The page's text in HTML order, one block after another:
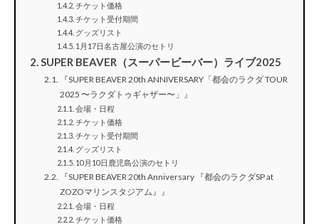
チケット価格
チケット受付期間
グッズリスト
1月17日名古屋公演のセトリ
SUPER BEAVER（スーパービーバー）ライブ2025
『SUPER BEAVER 20th ANNIVERSARY「都会のラクダ TOUR
2025 〜ラクダトゥギャザー〜」』
会場・日程
チケット価格
チケット受付期間
グッズリスト
10月10日鹿児島公演のセトリ
『SUPER BEAVER 20th Anniversary 『都会のラクダSP at
ZOZOマリンスタジアム』』
会場・日程
チケット価格